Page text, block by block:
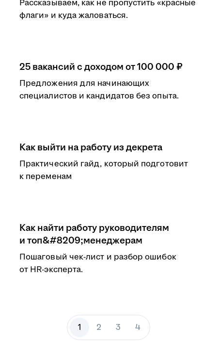
Рассказываем, как не пропустить «красные
флаги» и куда жаловаться.
25 вакансий с доходом от 100 000 ₽
Предложения для начинающих
специалистов и кандидатов без опыта.
Как выйти на работу из декрета
Практический гайд, который подготовит
к переменам
Как найти работу руководителям
и топ&#8209;менеджерам
Пошаговый чек-лист и разбор ошибок
от HR-эксперта.
1 2 3 4